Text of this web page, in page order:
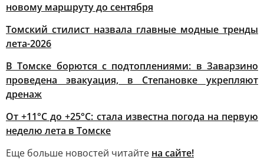
новому маршруту до сентября
Томский стилист назвала главные модные тренды
лета-2026
В Томске борются с подтоплениями: в Заварзино
проведена эвакуация, в Степановке укрепляют
дренаж
От +11°С до +25°С: стала известна погода на первую
неделю лета в Томске
Еще больше новостей читайте на сайте!